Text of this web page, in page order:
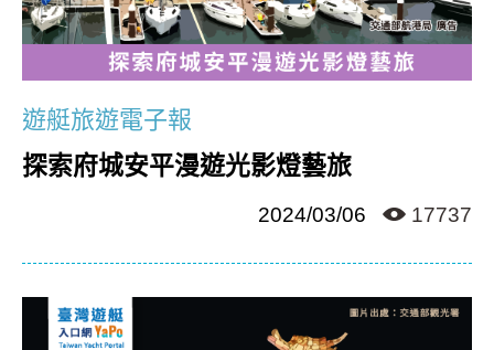
遊艇旅遊電子報
探索府城安平漫遊光影燈藝旅
2024/03/06 17737